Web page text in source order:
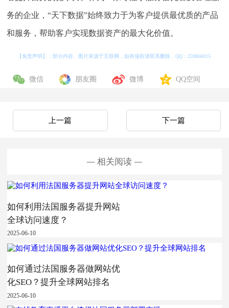
务的企业，“天下数据”始终致力于为客户提供最优质的产品
和服务，帮助客户实现数据资产的最大化价值。
【免责声明】：部分内容、图片来源于互联网，如有侵权请联系删除，QQ：228866015
微信 朋友圈 微博 QQ空间
下一篇
上一篇
相关阅读
如何利用法国服务器提升网站
全球访问速度？
2025-06-10
如何通过法国服务器做网站优
化SEO？提升全球网站排名
2025-06-10